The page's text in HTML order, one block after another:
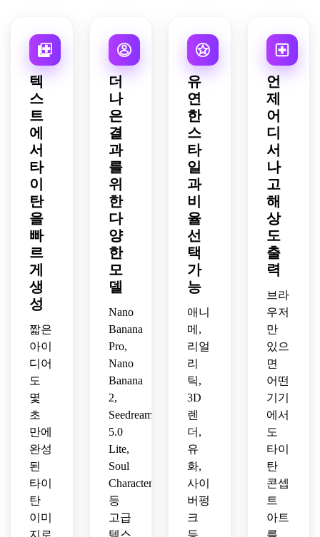
물,
극적
인 역
광,
깊은
붉은
색 및
숯빛
다이
내믹
한 시
점,
시네
마틱
구도,
초정
교한
라인
아트,
고대
비 포
스터
품질
의 렌
더링
을 추
가하
오.
만 위
인 분
니다.
불타
는 주
황색
과 검
정
톤,
강렬
한 열
기,
낮은
시점
의 시
네마
틱 구
도,
폭발
적인
빛,
질감
표면,
초정
교한
판타
지 포
스터
작품
을 추
가하
세요.
텍
스
트
에
서
타
이
탄
을
빠
르
게
생
성
짧은
아이
디어
도
몇
초
만에
완성
된
타이
탄
이미
더
나
은
결
과
를
위
한
다
양
한
모
델
Nano
Banana
Pro,
Nano
Banana
2,
Seedream
5.0
Lite,
Soul
Character
등
고급
유
연
한
스
타
일
과
비
율
선
택
가
능
애니
메,
리얼
리
틱,
3D
렌
더,
유
화,
사이
버펑
크
언
제
어
디
서
나
고
해
상
도
출
력
브라
우저
만
있으
면
어떤
기기
에서
도
타이
탄
콘셉
트
아트